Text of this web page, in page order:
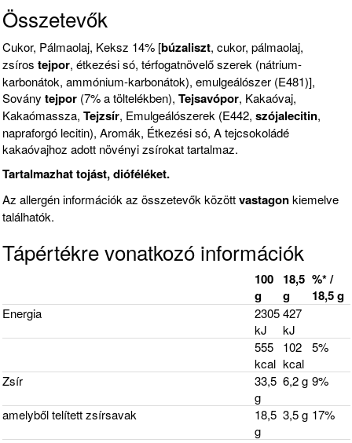
Összetevők
Cukor, Pálmaolaj, Keksz 14% [búzaliszt, cukor, pálmaolaj,
zsíros tejpor, étkezési só, térfogatnövelő szerek (nátrium-
karbonátok, ammónium-karbonátok), emulgeálószer (E481)],
Sovány tejpor (7% a töltelékben), Tejsavópor, Kakaóvaj,
Kakaómassza, Tejzsír, Emulgeálószerek (E442, szójalecitin,
napraforgó lecitin), Aromák, Étkezési só, A tejcsokoládé
kakaóvajhoz adott növényi zsírokat tartalmaz.
Tartalmazhat tojást, dióféléket.
Az allergén információk az összetevők közöttvastagonkiemelve
találhatók.
Tápértékre vonatkozó információk
100
g
18,5
g
%* /
18,5 g
Energia
2305
kJ
427
kJ
555
kcal
102
kcal
5%
Zsír
33,5
g
6,2 g 9%
amelyből telített zsírsavak
18,5
g
3,5 g 17%